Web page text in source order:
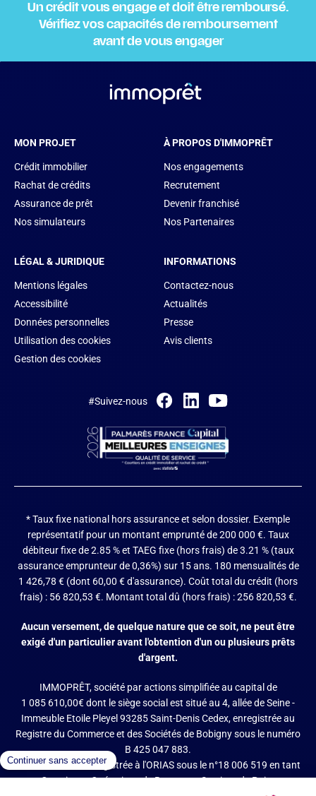
Un crédit vous engage et doit être remboursé.
Vérifiez vos capacités de remboursement
avant de vous engager
MON PROJET
Crédit immobilier
Rachat de crédits
Assurance de prêt
Nos simulateurs
À PROPOS D'IMMOPRÊT
Nos engagements
Recrutement
Devenir franchisé
Nos Partenaires
LÉGAL & JURIDIQUE
Mentions légales
Accessibilité
Données personnelles
Utilisation des cookies
Gestion des cookies
INFORMATIONS
Contactez-nous
Actualités
Presse
Avis clients
#Suivez-nous
* Taux fixe national hors assurance et selon dossier. Exemple
représentatif pour un montant emprunté de 200 000 €. Taux
débiteur fixe de 2.85 % et TAEG fixe (hors frais) de 3.21 % (taux
assurance emprunteur de 0,36%) sur 15 ans. 180 mensualités de
1 426,78 € (dont 60,00 € d'assurance). Coût total du crédit (hors
frais) : 56 820,53 €. Montant total dû (hors frais) : 256 820,53 €.
Aucun versement, de quelque nature que ce soit, ne peut être
exigé d'un particulier avant l'obtention d'un ou plusieurs prêts
d'argent.
IMMOPRÊT, société par actions simplifiée au capital de
1 085 610,00€ dont le siège social est situé au 4, allée de Seine -
Immeuble Etoile Pleyel 93285 Saint-Denis Cedex, enregistrée au
Registre du Commerce et des Sociétés de Bobigny sous le numéro
B 425 047 883.
IMMOPRÊT est enregistrée à l'ORIAS sous le n°18 006 519 en tant
que Courtier en Opérations de Banque et Services de Paiement